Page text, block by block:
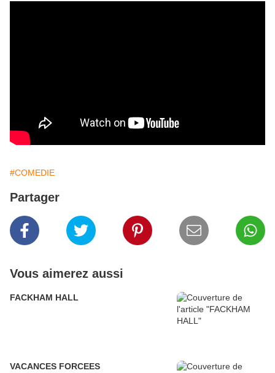
#COMEDIE
Partager
Vous aimerez aussi
FACKHAM HALL
VACANCES FORCEES